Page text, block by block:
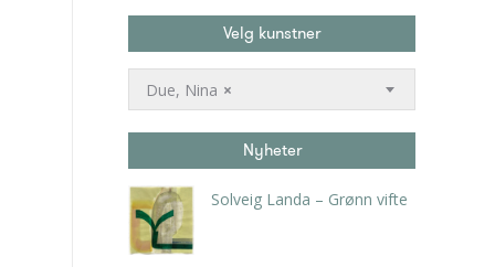
Velg kunstner
×
Due, Nina
Nyheter
Solveig Landa – Grønn vifte